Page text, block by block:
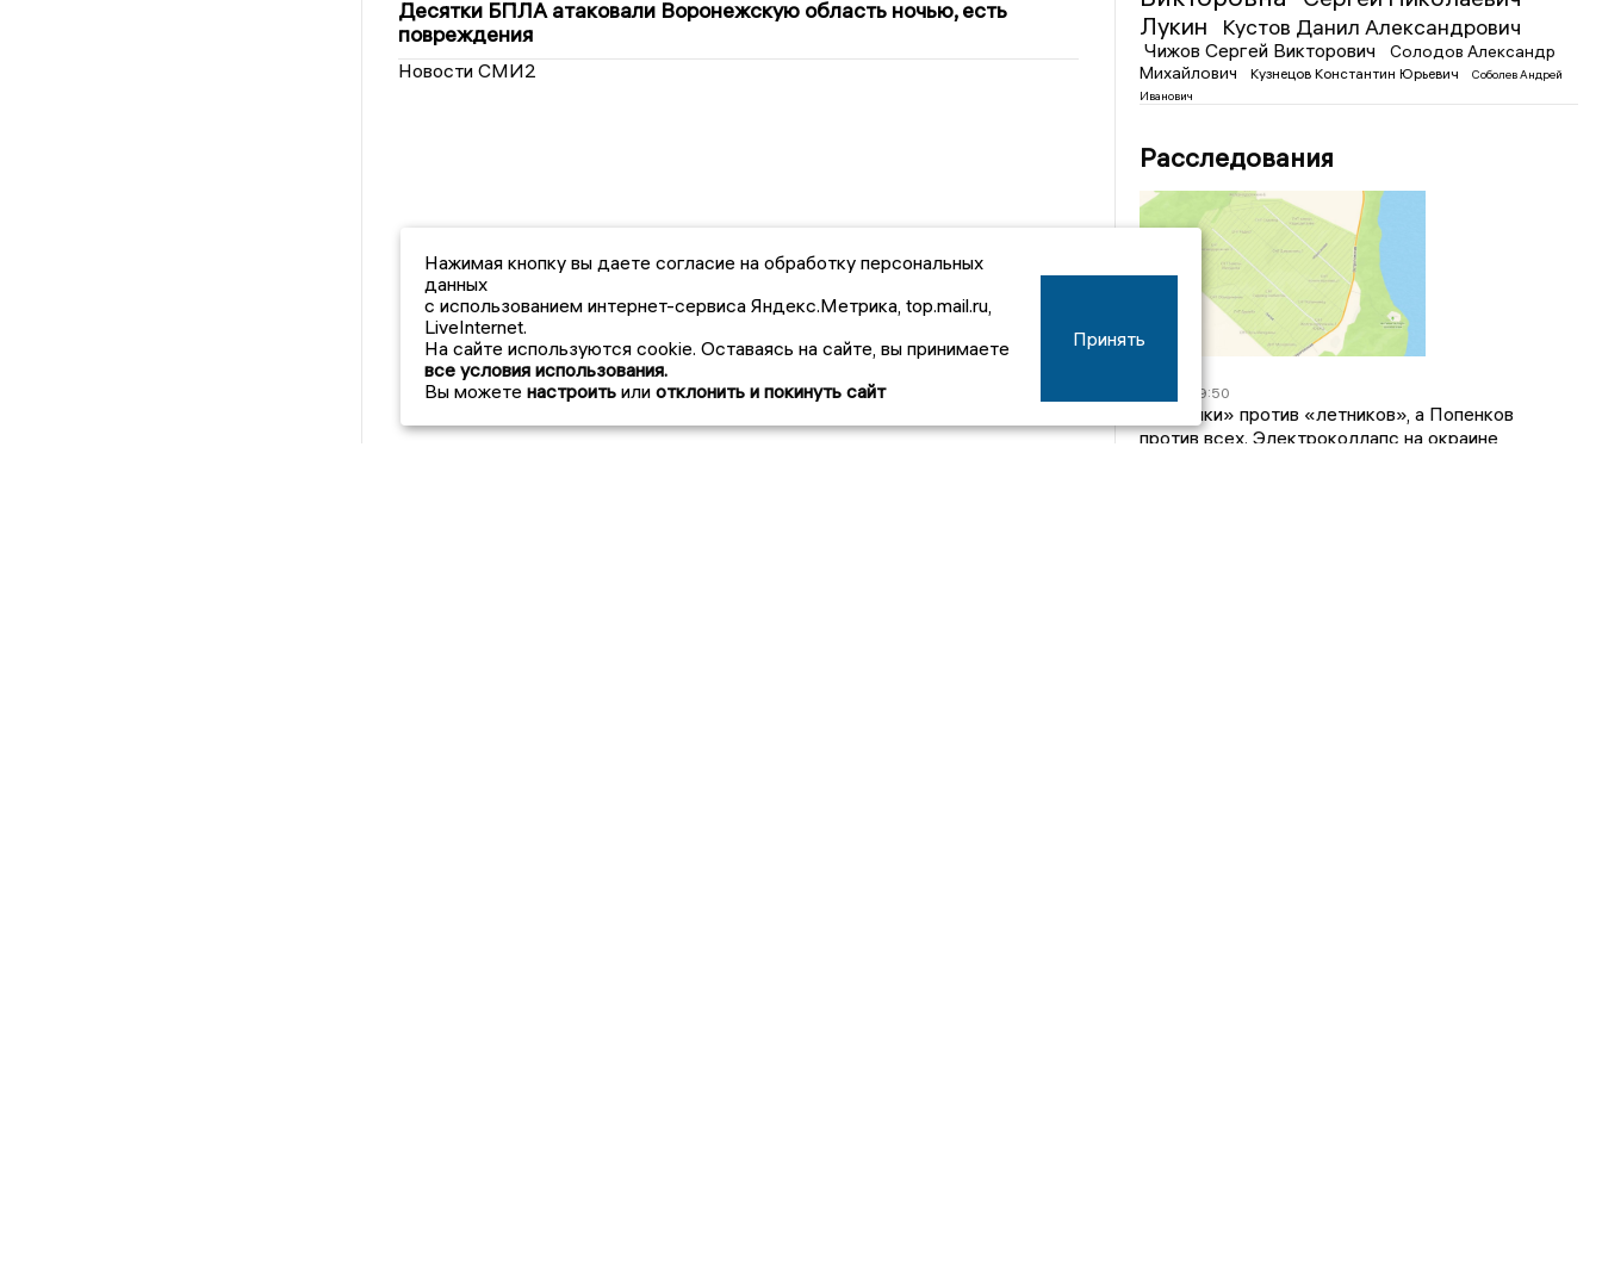
Десятки БПЛА атаковали Воронежскую область ночью, есть
повреждения
Новости СМИ2
Лукин
Кустов Данил Александрович
Чижов Сергей Викторович
Солодов Александр
Михайлович
Кузнецов Константин Юрьевич
Соболев Андрей
Иванович
Расследования
09:50
«Зимники» против «летников», а Попенков
против всех. Электроколлапс на окраине
Нажимая кнопку вы даете согласие на обработку персональных
данных
с использованием интернет-сервиса Яндекс.Метрика, top.mail.ru,
LiveInternet.
На сайте используются cookie. Оставаясь на сайте, вы принимаете
все условия использования.
Вы можете настроить или отклонить и покинуть сайт
Принять